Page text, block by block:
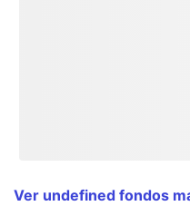
Ver undefined fondos